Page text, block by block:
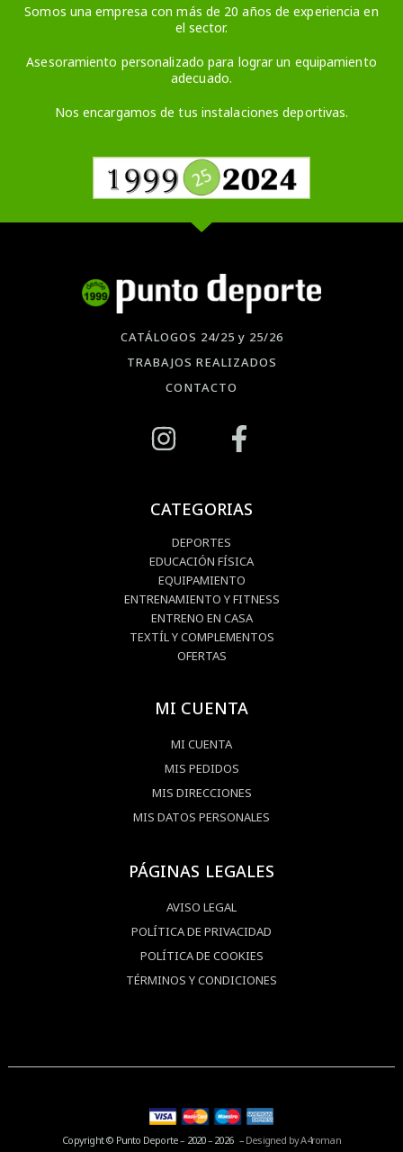
Somos una empresa con más de 20 años de experiencia en
el sector.
Asesoramiento personalizado para lograr un equipamiento
adecuado.
Nos encargamos de tus instalaciones deportivas.
CATÁLOGOS 24/25 y 25/26
TRABAJOS REALIZADOS
CONTACTO
CATEGORIAS
DEPORTES
EDUCACIÓN FÍSICA
EQUIPAMIENTO
ENTRENAMIENTO Y FITNESS
ENTRENO EN CASA
TEXTÍL Y COMPLEMENTOS
OFERTAS
MI CUENTA
MI CUENTA
MIS PEDIDOS
MIS DIRECCIONES
MIS DATOS PERSONALES
PÁGINAS LEGALES
AVISO LEGAL
POLÍTICA DE PRIVACIDAD
POLÍTICA DE COOKIES
TÉRMINOS Y CONDICIONES
Copyright © Punto Deporte – 2020 – 2026 – Designed by A4roman